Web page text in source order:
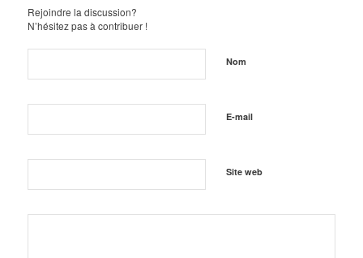
Rejoindre la discussion?
N’hésitez pas à contribuer !
Nom
E-mail
Site web